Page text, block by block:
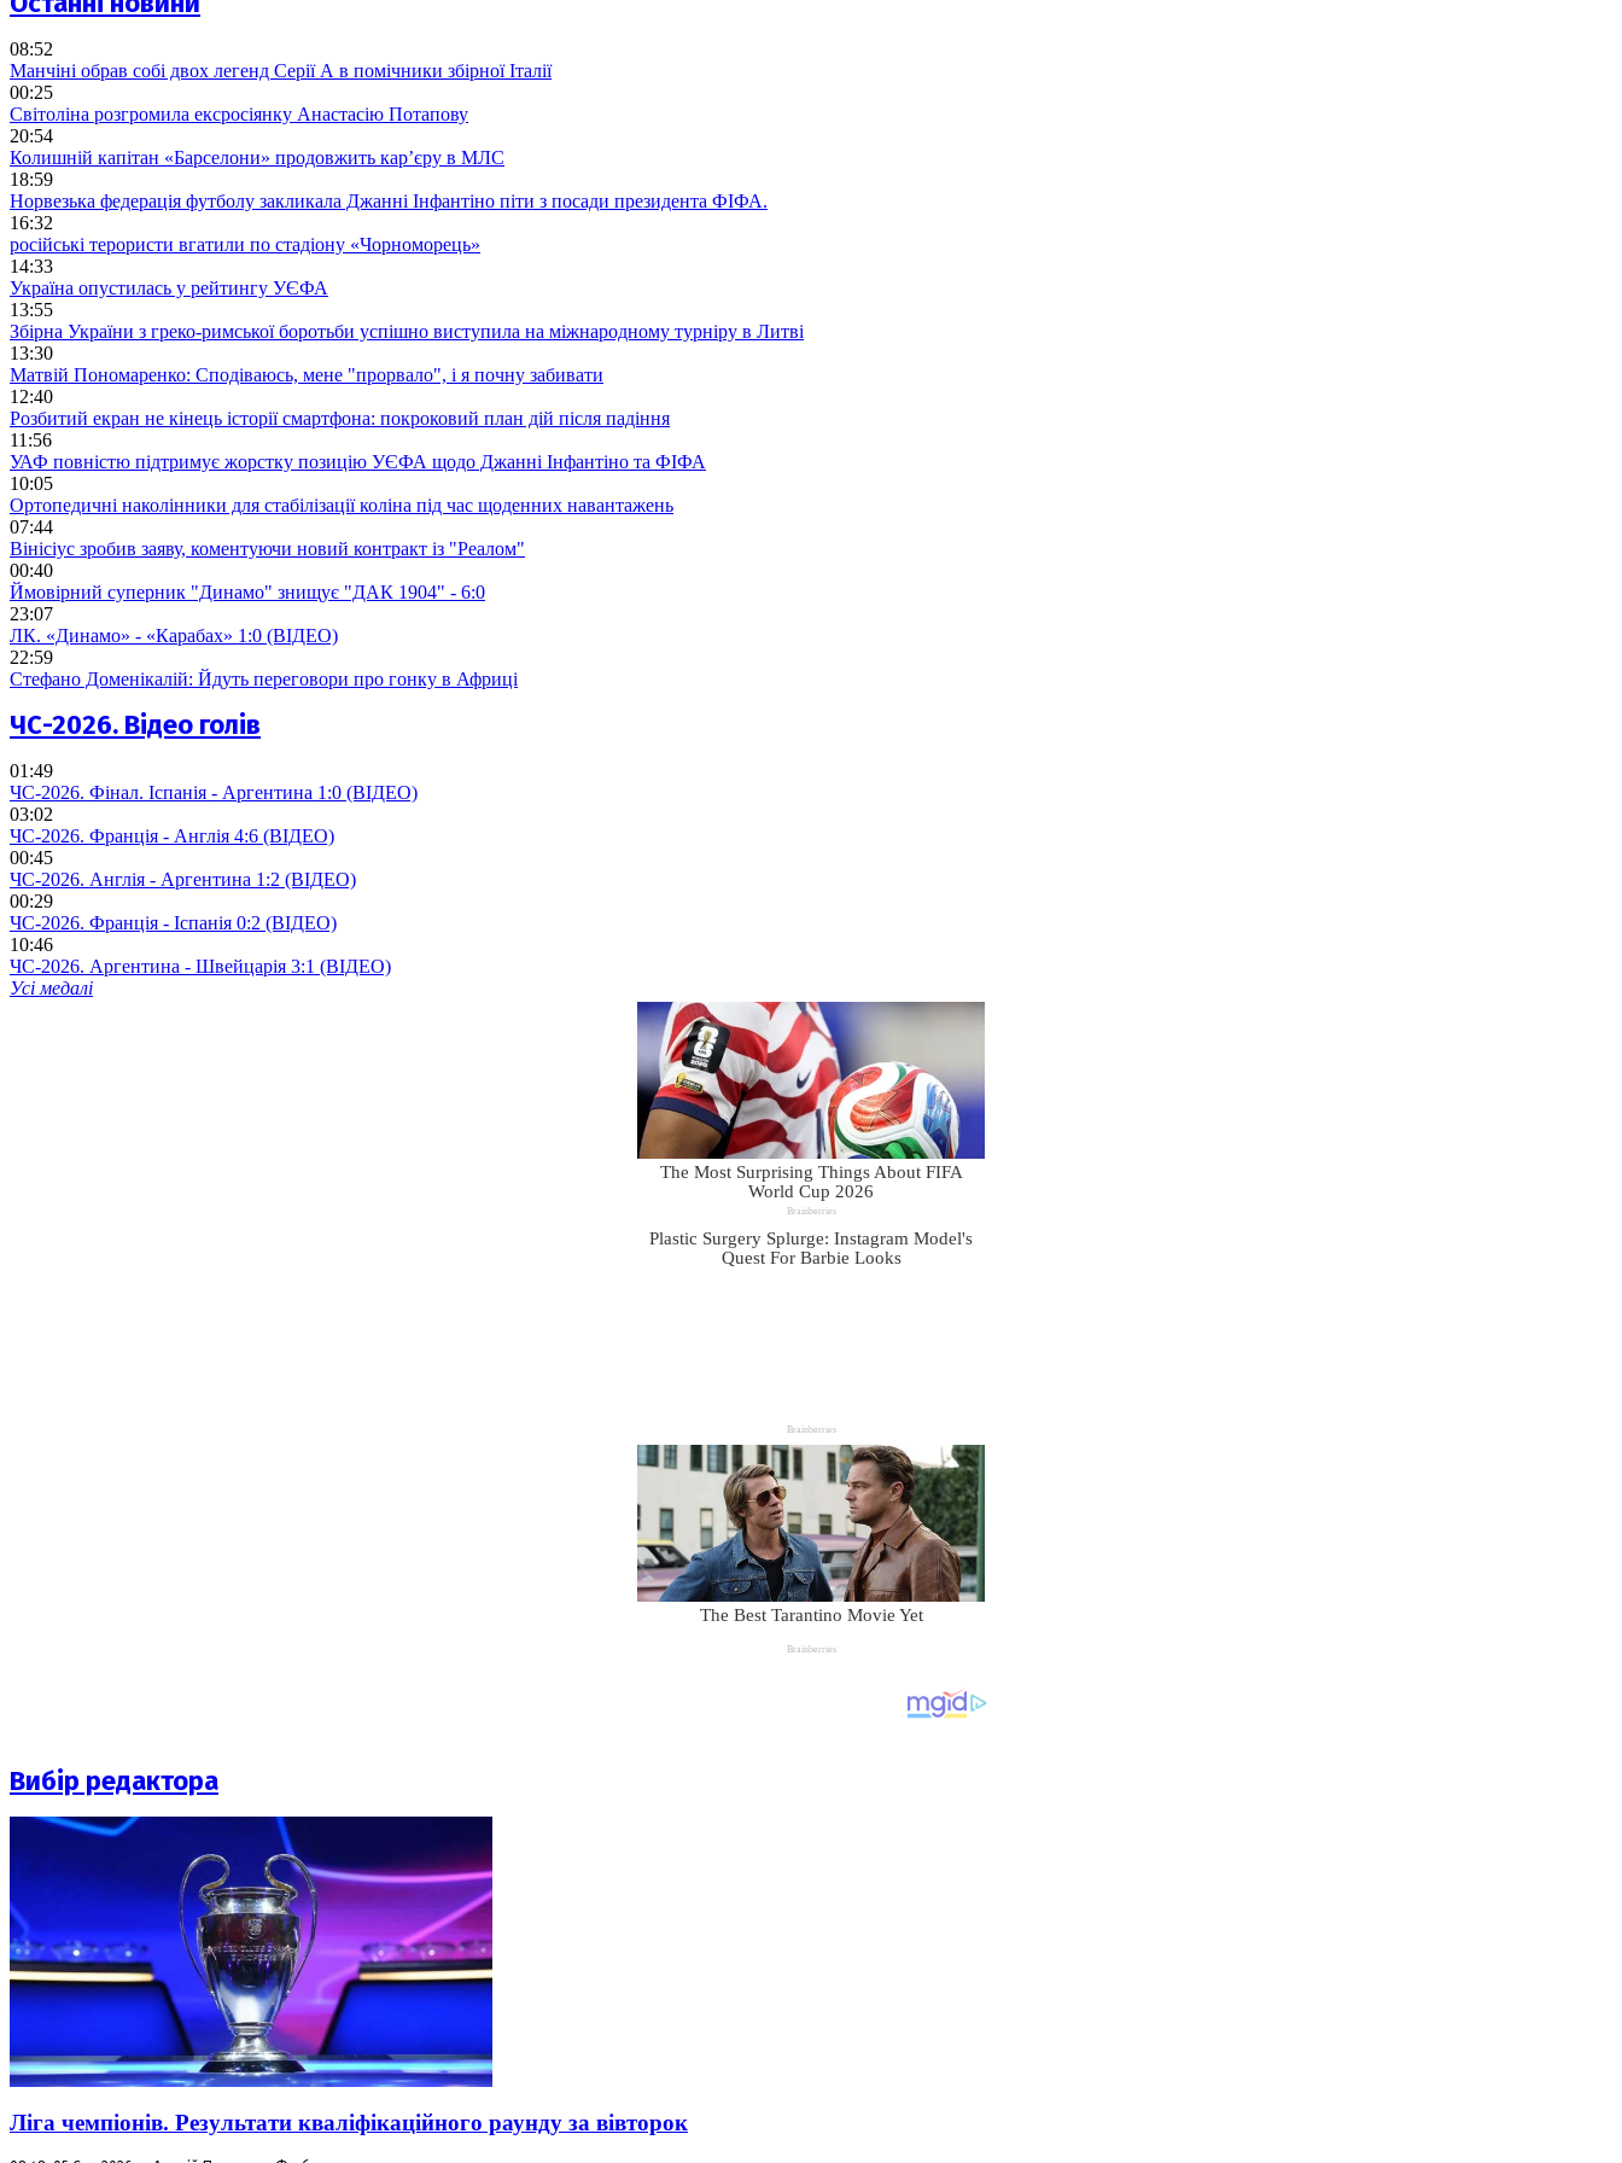
08:52
Манчіні обрав собі двох легенд Серії А в помічники збірної Італії
00:25
Світоліна розгромила ексросіянку Анастасію Потапову
20:54
Колишній капітан «Барселони» продовжить кар’єру в МЛС
18:59
Норвезька федерація футболу закликала Джанні Інфантіно піти з посади президента ФІФА.
16:32
російські терористи вгатили по стадіону «Чорноморець»
14:33
Україна опустилась у рейтингу УЄФА
13:55
Збірна України з греко-римської боротьби успішно виступила на міжнародному турніру в Литві
13:30
Матвій Пономаренко: Сподіваюсь, мене "прорвало", і я почну забивати
12:40
Розбитий екран не кінець історії смартфона: покроковий план дій після падіння
11:56
УАФ повністю підтримує жорстку позицію УЄФА щодо Джанні Інфантіно та ФІФА
10:05
Ортопедичні наколінники для стабілізації коліна під час щоденних навантажень
07:44
Вінісіус зробив заяву, коментуючи новий контракт із "Реалом"
00:40
Ймовірний суперник "Динамо" знищує "ДАК 1904" - 6:0
23:07
ЛК. «Динамо» - «Карабах» 1:0 (ВІДЕО)
22:59
Стефано Доменікалій: Йдуть переговори про гонку в Африці
ЧС-2026. Відео голів
01:49
ЧС-2026. Фінал. Іспанія - Аргентина 1:0 (ВІДЕО)
03:02
ЧС-2026. Франція - Англія 4:6 (ВІДЕО)
00:45
ЧС-2026. Англія - Аргентина 1:2 (ВІДЕО)
00:29
ЧС-2026. Франція - Іспанія 0:2 (ВІДЕО)
10:46
ЧС-2026. Аргентина - Швейцарія 3:1 (ВІДЕО)
Усі медалі
Вибір редактора
Ліга чемпіонів. Результати кваліфікаційного раунду за вівторок